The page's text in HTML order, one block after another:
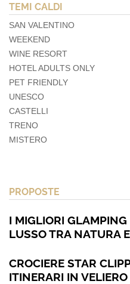
TEMI CALDI
SAN VALENTINO
WEEKEND
WINE RESORT
HOTEL ADULTS ONLY
PET FRIENDLY
UNESCO
CASTELLI
TRENO
MISTERO
PROPOSTE
I MIGLIORI
LUSSO TRA NATURA
CROCIERE STAR
ITINERARI IN